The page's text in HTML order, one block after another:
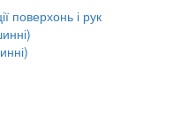
поверхонь і рук